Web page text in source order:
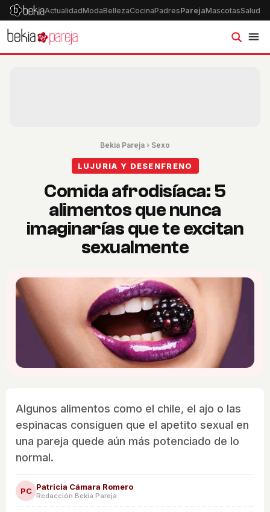
ActualidadModaBellezaCocinaPadresParejaMascotasSalud
Bekia Pareja › Sexo
LUJURIA Y DESENFRENO
Comida afrodisíaca: 5
alimentos que nunca
imaginarías que te excitan
sexualmente
Algunos alimentos como el chile, el ajo o las
espinacas consiguen que el apetito sexual en
una pareja quede aún más potenciado de lo
normal.
PC Patricia Cámara Romero
Redacción Bekia Pareja